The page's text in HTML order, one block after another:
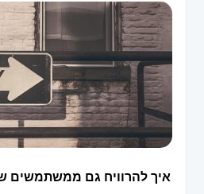
איך להרוויח גם ממשתמשים